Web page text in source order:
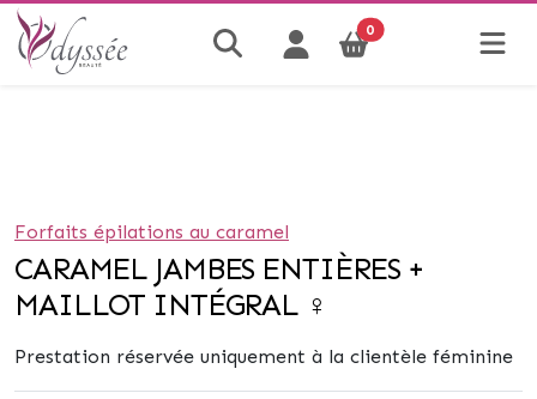
0
Forfaits épilations au caramel
CARAMEL JAMBES ENTIÈRES +
MAILLOT INTÉGRAL ♀
Prestation réservée uniquement à la clientèle féminine